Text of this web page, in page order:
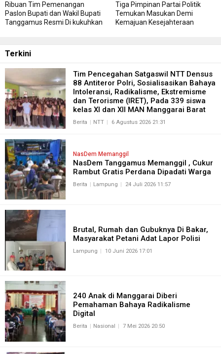
Ribuan Tim Pemenangan
Paslon Bupati dan Wakil Bupati
Tanggamus Resmi Di kukuhkan
Tiga Pimpinan Partai Politik
Temukan Masukan Demi
Kemajuan Kesejahteraan
Terkini
Tim Pencegahan Satgaswil NTT Densus
88 Antiteror Polri, Sosialisasikan Bahaya
Intoleransi, Radikalisme, Ekstremisme
dan Terorisme (IRET), Pada 339 siswa
kelas XI dan XII MAN Manggarai Barat
Berita NTT 6 Agustus 2026 21:31
NasDem Memanggil
NasDem Tanggamus Memanggil , Cukur
Rambut Gratis Perdana Dipadati Warga
Berita Lampung 24 Juli 2026 11:57
Brutal, Rumah dan Gubuknya Di Bakar,
Masyarakat Petani Adat Lapor Polisi
Lampung 10 Juni 2026 17:01
240 Anak di Manggarai Diberi
Pemahaman Bahaya Radikalisme
Digital
Berita Nasional 7 Mei 2026 20:50